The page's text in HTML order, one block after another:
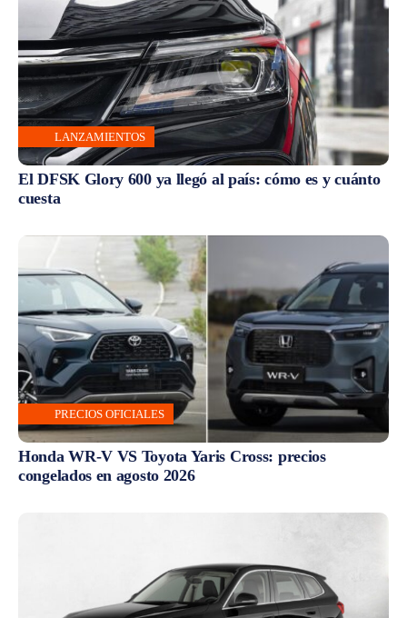
LANZAMIENTOS
El DFSK Glory 600 ya llegó al país: cómo es y cuánto
cuesta
PRECIOS OFICIALES
Honda WR-V VS Toyota Yaris Cross: precios
congelados en agosto 2026